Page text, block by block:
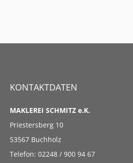
KONTAKTDATEN
MAKLEREI SCHMITZ e.K.
Priestersberg 10
53567 Buchholz
Telefon: 02248 / 900 94 67